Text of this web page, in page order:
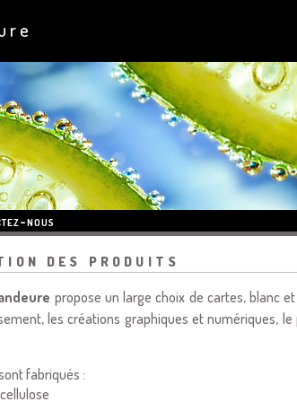
nous
des produits
propose un large choix de cartes, blanc
les créations graphiques et numériques,
fabriqués :